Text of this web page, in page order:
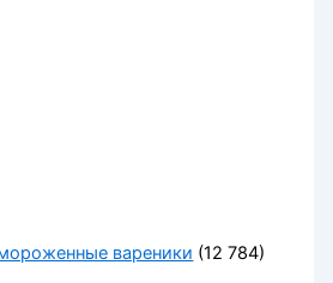
вареники (12 784)